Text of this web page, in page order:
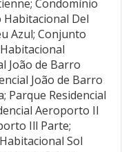
Condomínio
Habitacional Del
Azul; Conjunto
João de Barro
João de Barro
Parque Residencial
Aeroporto Il
Ill Parte;
Sol